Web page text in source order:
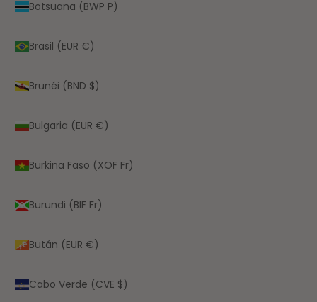
Botsuana (BWP P)
Brasil (EUR €)
Brunéi (BND $)
Bulgaria (EUR €)
Burkina Faso (XOF Fr)
Burundi (BIF Fr)
Bután (EUR €)
Cabo Verde (CVE $)